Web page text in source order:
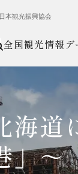
本観光振興協会
全国観光情報デ
海道
」～
事
ベント